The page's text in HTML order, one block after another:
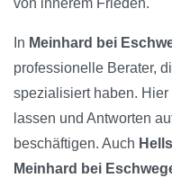
von innerem Frieden.
In Meinhard bei
professionelle Berater,
spezialisiert haben.
lassen und Antworten
beschäftigen. Auch
Meinhard bei